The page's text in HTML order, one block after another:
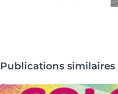
Publications similaires